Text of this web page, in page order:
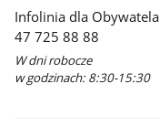
Infolinia dla Obywatela
47 725 88 88
W dni robocze
w godzinach: 8:30-15:30